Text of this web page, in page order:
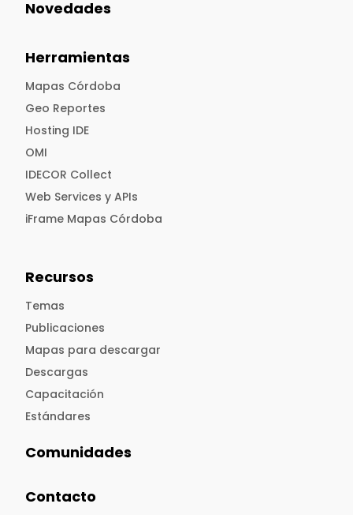
Novedades
Herramientas
Mapas Córdoba
Geo Reportes
Hosting IDE
OMI
IDECOR Collect
Web Services y APIs
iFrame Mapas Córdoba
Recursos
Temas
Publicaciones
Mapas para descargar
Descargas
Capacitación
Estándares
Comunidades
Contacto